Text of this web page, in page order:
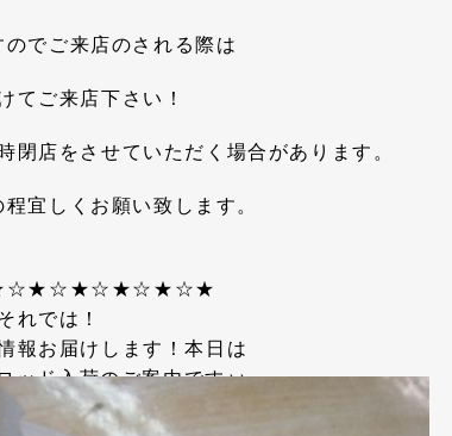
のでご来店のされる際は
てご来店下さい！
閉店をさせていただく場合があります。
宜しくお願い致します。
れでは！
報お届けします！本日は
ッド入荷のご案内です♪♪